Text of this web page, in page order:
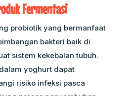
Fermentasi
probiotik yang bermanfaat
bakteri baik di
sistem kekebalan tubuh.
yoghurt dapat
risiko infeksi pasca